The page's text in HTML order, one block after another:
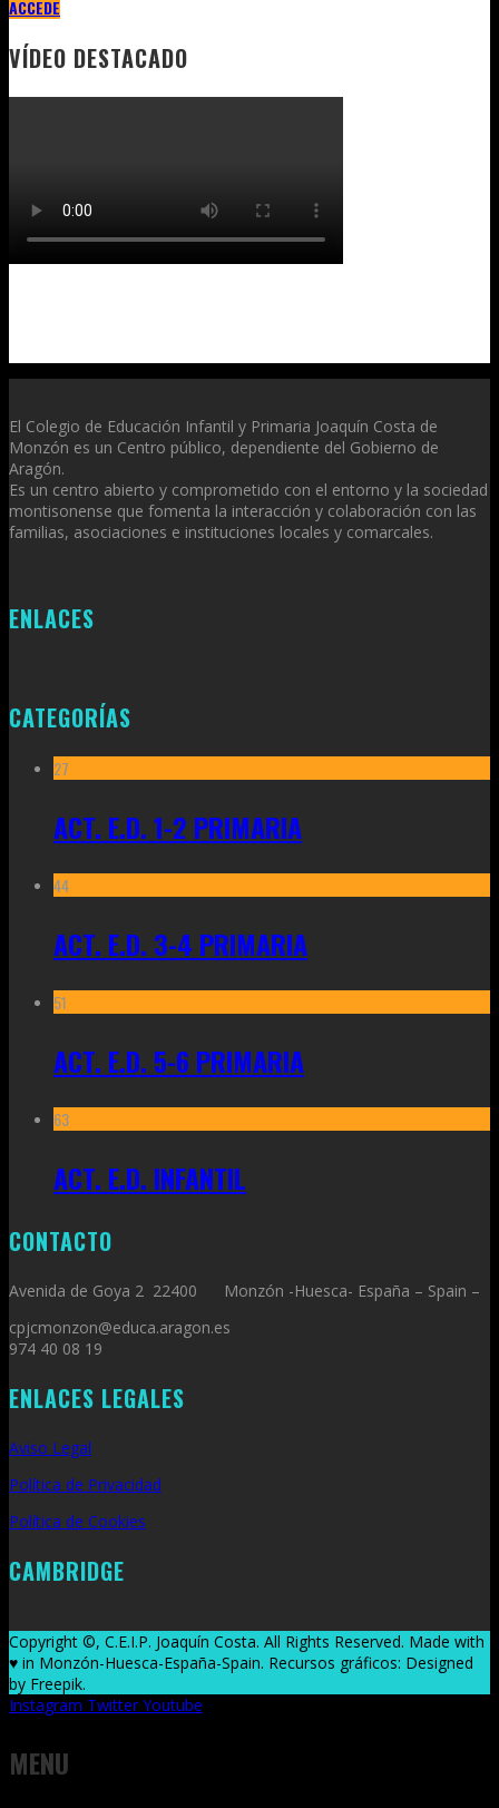
ACCEDE
VÍDEO DESTACADO
El Colegio de Educación Infantil y Primaria Joaquín Costa de
Monzón es un Centro público, dependiente del Gobierno de
Aragón.
Es un centro abierto y comprometido con el entorno y la sociedad
montisonense que fomenta la interacción y colaboración con las
familias, asociaciones e instituciones locales y comarcales.
ENLACES
CATEGORÍAS
27
ACT. E.D. 1-2 PRIMARIA
44
ACT. E.D. 3-4 PRIMARIA
51
ACT. E.D. 5-6 PRIMARIA
63
ACT. E.D. INFANTIL
CONTACTO
Avenida de Goya 2 22400 Monzón -Huesca- España – Spain –
cpjcmonzon@educa.aragon.es
974 40 08 19
ENLACES LEGALES
Aviso Legal
Política de Privacidad
Política de Cookies
CAMBRIDGE
Copyright ©, C.E.I.P. Joaquín Costa. All Rights Reserved. Made with
♥ in Monzón-Huesca-España-Spain. Recursos gráficos: Designed
by Freepik.
Instagram Twitter Youtube
MENU